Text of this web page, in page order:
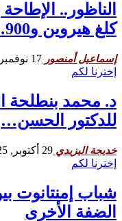
كلغ هيروين و900…
إسماعيل أمنصور 17 نوفمبر, 2025
إخترنا لكم
د. محمد بنطلحة
للدكتور الحسن…
خديجة اليزيدي 29 أكتوبر, 2025
إخترنا لكم
شباب إمنتانوت
الضفة الأخرى